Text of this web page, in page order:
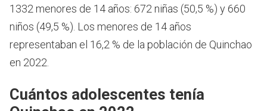
1332 menores de 14 años: 672 niñas (50,5 %) y 660
niños (49,5 %). Los menores de 14 años
representaban el 16,2 % de la población de Quinchao
en 2022.
Cuántos adolescentes tenía